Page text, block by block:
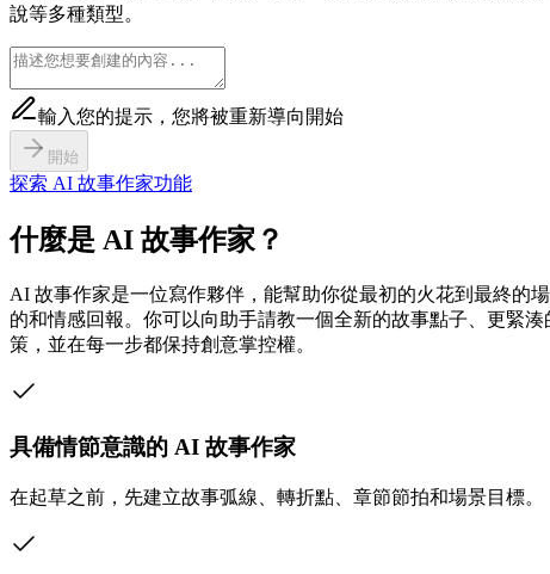
說等多種類型。
輸入您的提示，您將被重新導向開始
開始
探索 AI 故事作家功能
什麼是 AI 故事作家？
AI 故事作家是一位寫作夥伴，能幫助你從最初的火花到最終的
的和情感回報。你可以向助手請教一個全新的故事點子、更緊
策，並在每一步都保持創意掌控權。
具備情節意識的 AI 故事作家
在起草之前，先建立故事弧線、轉折點、章節節拍和場景目標。